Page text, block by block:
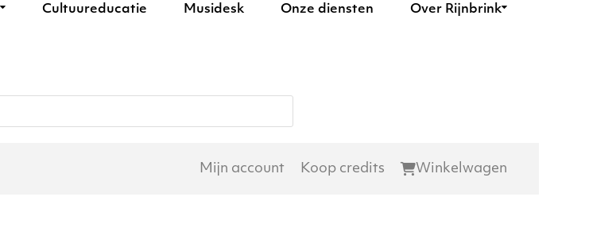
Cultuureducatie Musidesk Onze diensten Over Rijnbrink
Mijn account Koop credits Winkelwagen